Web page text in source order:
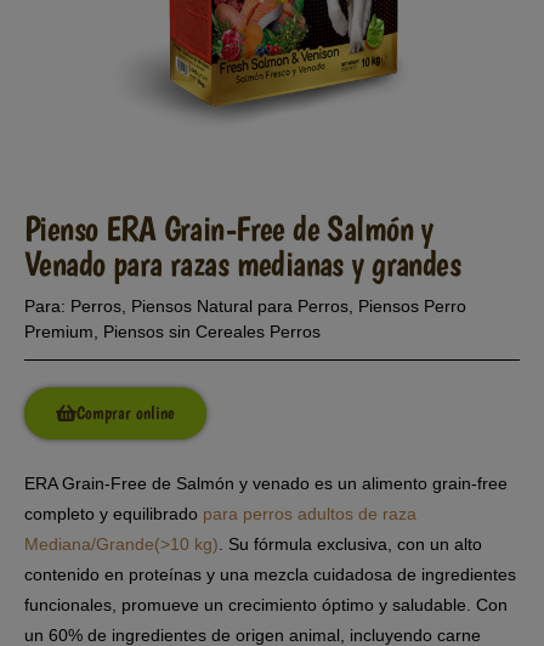
Pienso ERA Grain-Free de Salmón y
Venado para razas medianas y grandes
Para: Perros Piensos Natural para Perros Piensos Perro
Premium
Piensos sin Cereales Perros
Comprar online
ERA Grain-Free de Salmón y venado es un alimento grain-free
completo y equilibrado para perros adultos de raza
Mediana/Grande(>10 kg) . Su fórmula exclusiva, con un alto
contenido en proteínas y una mezcla cuidadosa de ingredientes
funcionales, promueve un crecimiento óptimo y saludable. Con
un 60% de ingredientes de origen animal, incluyendo carne